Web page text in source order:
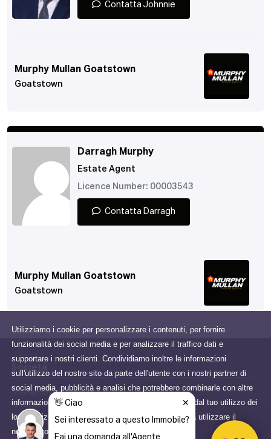
Utilizziamo i cookie per personalizzare i contenuti, per fornire
funzionalità dei social media e per analizzare il traffico dati e
supportare i nostri clienti. Condividiamo inoltre le informazioni
sull'utilizzo del nostro sito da parte dell'utente con i nostri partner di
social media, pubblicità e analisi che potrebbero combinarle con altre
informazioni che gli hai fornito o che hanno raccolto dal tuo utilizzo dei
loro servizi. Acconsenti ai nostri cookie se continui a utilizzare il
nostro sito web.
Scopri di più
Contatta Johnnie
Murphy Mullan Goatstown
Goatstown
Darragh Murphy
Estate Agent
Licence Number: 00003543
Contatta Darragh
Murphy Mullan Goatstown
Goatstown
Società
7 Goatstown Cottages,
Goatstown Dublin, D14 XY01,
Ireland